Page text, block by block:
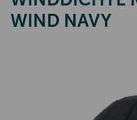
WIND NAVY